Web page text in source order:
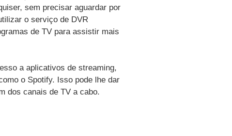
sem precisar aguardar por
o serviço de DVR
de TV para assistir mais
a aplicativos de streaming,
o Spotify. Isso pode lhe dar
dos canais de TV a cabo.